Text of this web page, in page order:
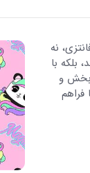
نه
بلکه با
و
فراهم